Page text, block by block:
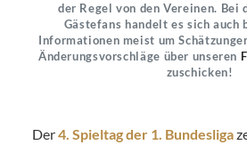
der Regel von den Vereinen. Bei
Gästefans handelt es sich auch
Informationen meist um
Änderungsvorschläge über unseren
zuschicken!
Der4. Spieltag der 1. Bundesliga